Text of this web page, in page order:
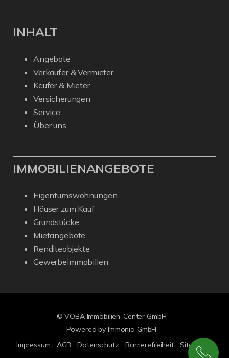
INHALT
Angebote
Verkäufer & Vermieter
Käufer & Mieter
Versicherungen
Service
Über uns
IMMOBILIENANGEBOTE
Eigentumswohnungen
Häuser zum Kauf
Grundstücke
Mietangebote
Renditeobjekte
Gewerbeimmobilien
© VOBA Immobilien-Center GmbH
Powered by Immonia GmbH
Impressum
AGB Datenschutz Barrierefreiheit Sitemap